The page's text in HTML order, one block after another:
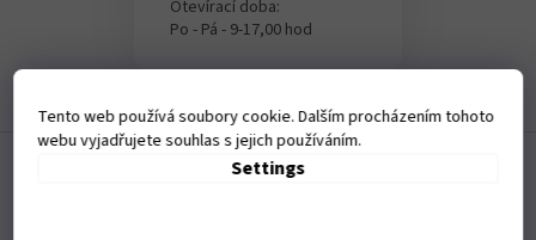
Tento web používá soubory cookie. Dalším procházením tohoto
webu vyjadřujete souhlas s jejich používáním.
Settings
Otevírací doba:
Po - Pá - 9-17,00 hod